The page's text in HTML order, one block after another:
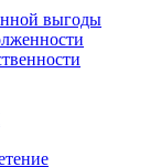
выгоды